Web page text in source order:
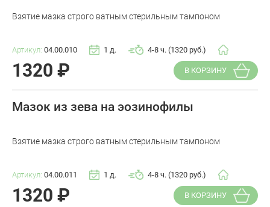
Взятие мазка строго ватным стерильным тампоном
Артикул: 04.00.010 1 д. 4-8 ч. (1320 руб.)
1320 ₽ В КОРЗИНУ
Мазок из зева на эозинофилы
Взятие мазка строго ватным стерильным тампоном
Артикул: 04.00.011 1 д. 4-8 ч. (1320 руб.)
1320 ₽ В КОРЗИНУ